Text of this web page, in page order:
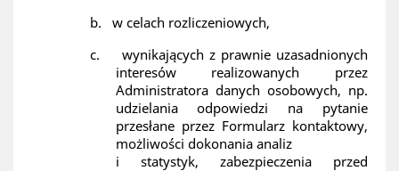
b.
w celach rozliczeniowych,
c.
wynikających z prawnie uzasadnionych
interesów realizowanych przez
Administratora danych osobowych, np.
udzielania odpowiedzi na pytanie
przesłane przez Formularz kontaktowy,
możliwości dokonania analiz
i statystyk, zabezpieczenia przed